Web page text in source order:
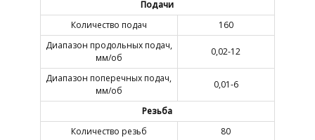
Подачи
Количество подач
160
Диапазон продольных подач,
мм/об
0,02-12
Диапазон поперечных подач,
мм/об
0,01-6
Резьба
Количество резьб
80